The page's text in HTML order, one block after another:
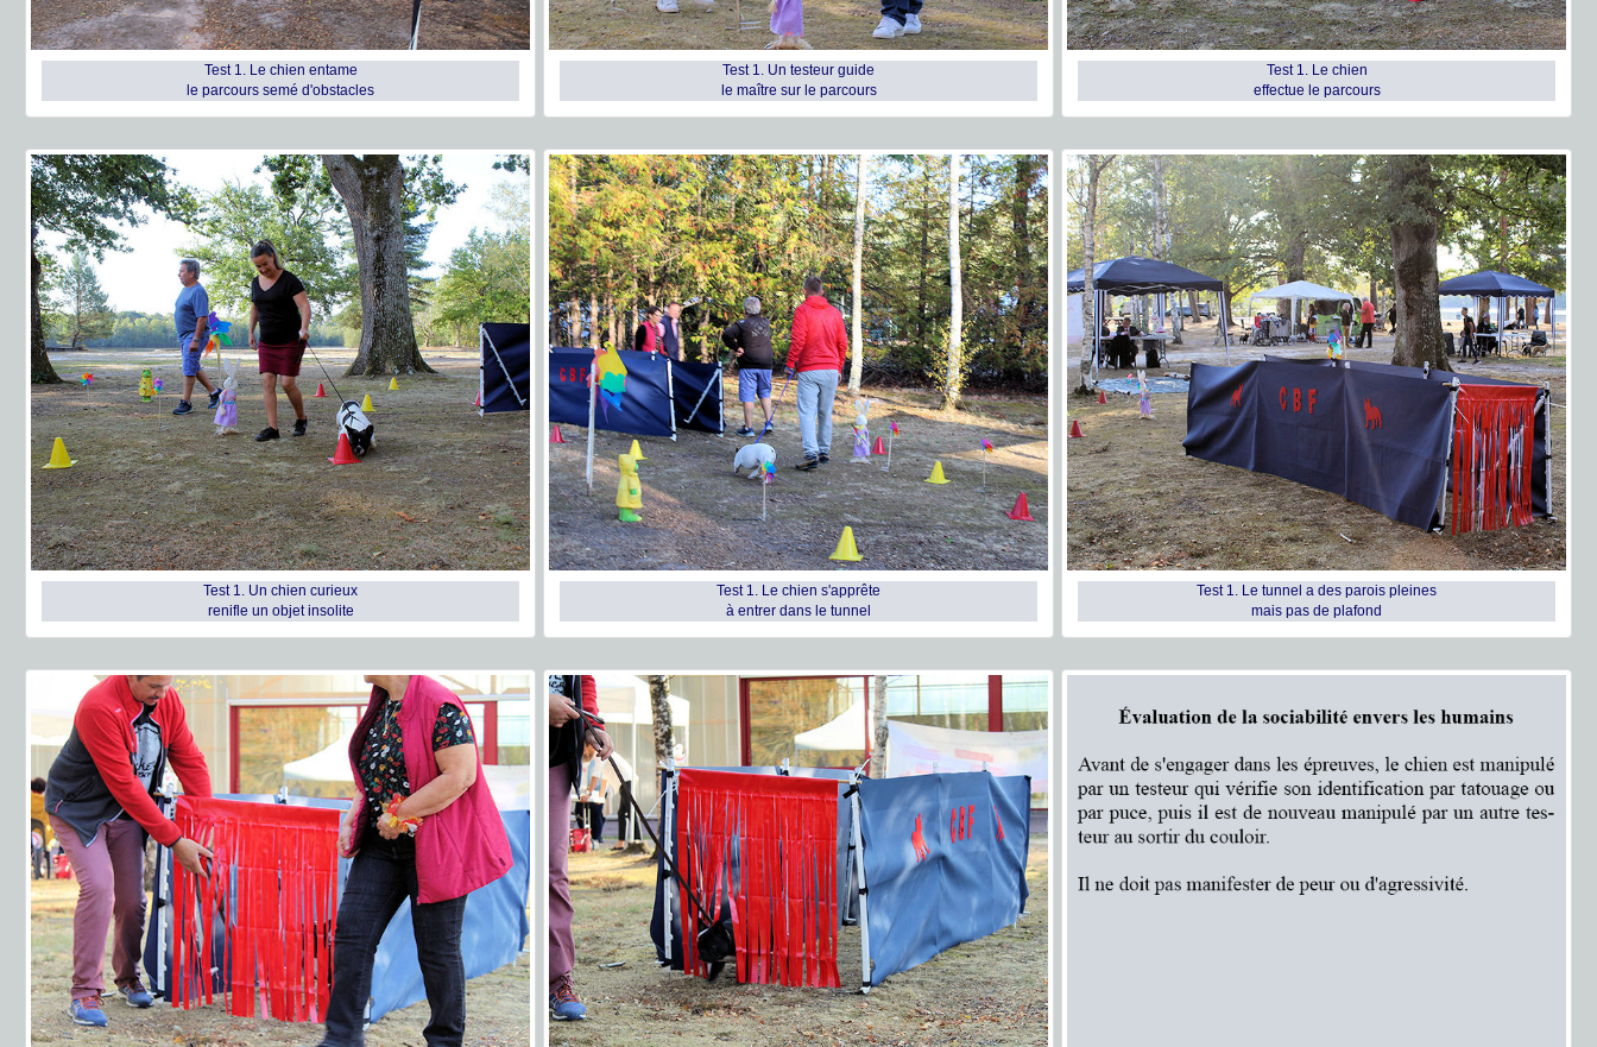
Test 1. Le chien entame
le parcours semé d'obstacles
Test 1. Un testeur guide
le maître sur le parcours
Test 1. Le chien
effectue le parcours
Test 1. Un chien curieux
renifle un objet insolite
Test 1. Le chien s'apprête
à entrer dans le tunnel
Test 1. Le tunnel a des parois pleines
mais pas de plafond